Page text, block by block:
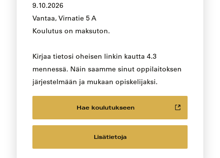
9.10.2026
Vantaa, Virnatie 5 A
Koulutus on maksuton.
Kirjaa tietosi oheisen linkin kautta 4.3
mennessä. Näin saamme sinut oppilaitoksen
järjestelmään ja mukaan opiskelijaksi.
Hae koulutukseen
Lisätietoja